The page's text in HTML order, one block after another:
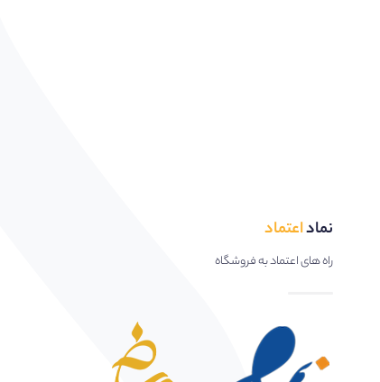
نماداعتماد
راه های اعتماد به فروشگاه